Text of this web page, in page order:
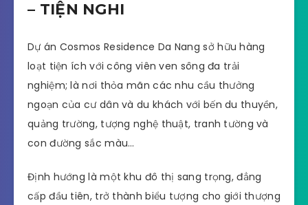
– TIỆN NGHI
Dự án Cosmos Residence Da Nang sở hữu hàng
loạt tiện ích với công viên ven sông đa trải
nghiệm; là nơi thỏa mãn các nhu cầu thưởng
ngoạn của cư dân và du khách với bến du thuyền,
quảng trường, tượng nghệ thuật, tranh tường và
con đường sắc màu…
Định hướng là một khu đô thị sang trọng, đẳng
cấp đầu tiên, trở thành biểu tượng cho giới thượng